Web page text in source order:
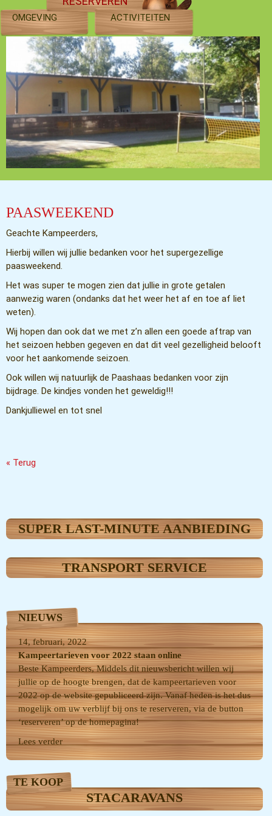
OMGEVING ACTIVITEITEN
PAASWEEKEND
Geachte Kampeerders,
Hierbij willen wij jullie bedanken voor het supergezellige
paasweekend.
Het was super te mogen zien dat jullie in grote getalen
aanwezig waren (ondanks dat het weer het af en toe af liet
weten).
Wij hopen dan ook dat we met z’n allen een goede aftrap van
het seizoen hebben gegeven en dat dit veel gezelligheid belooft
voor het aankomende seizoen.
Ook willen wij natuurlijk de Paashaas bedanken voor zijn
bijdrage. De kindjes vonden het geweldig!!!
Dankjulliewel en tot snel
« Terug
SUPER LAST-MINUTE AANBIEDING
TRANSPORT SERVICE
NIEUWS
14, februari, 2022
Kampeertarieven voor 2022 staan online
Beste Kampeerders, Middels dit nieuwsbericht willen wij
jullie op de hoogte brengen, dat de kampeertarieven voor
2022 op de website gepubliceerd zijn. Vanaf heden is het dus
mogelijk om uw verblijf bij ons te reserveren, via de button
‘reserveren’ op de homepagina!
Lees verder
TE KOOP
STACARAVANS